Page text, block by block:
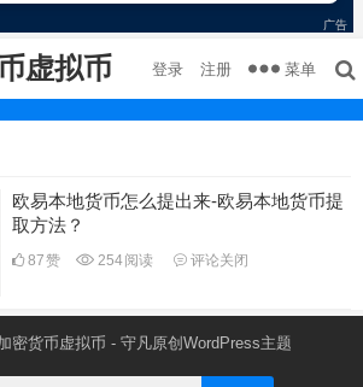
虚拟币 登录 注册 菜单
欧易本地货币怎么提出来-欧易本地货币提
取方法？
87赞 254阅读 评论关闭
密货币虚拟币 - 守凡原创 WordPress主题